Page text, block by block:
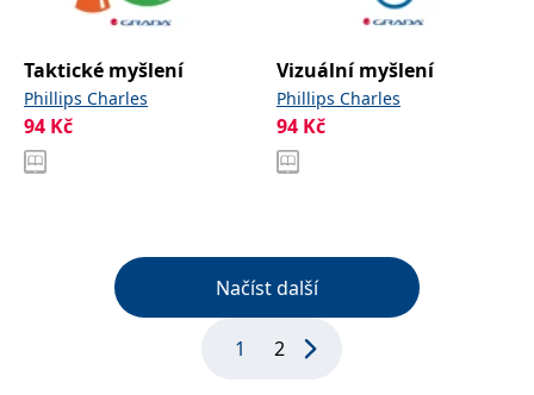
Taktické myšlení
Phillips Charles
94 Kč
Vizuální myšlení
Phillips Charles
94 Kč
Načíst další
1 2